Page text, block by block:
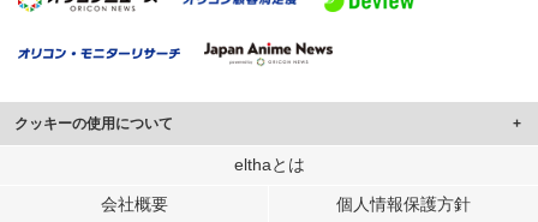
クッキーの使用について
このサイトでは Cookie を使用して、ユーザーに合わせたコンテンツや広告の
行っています。
elthaとは
会社概要 個人情報保護方針